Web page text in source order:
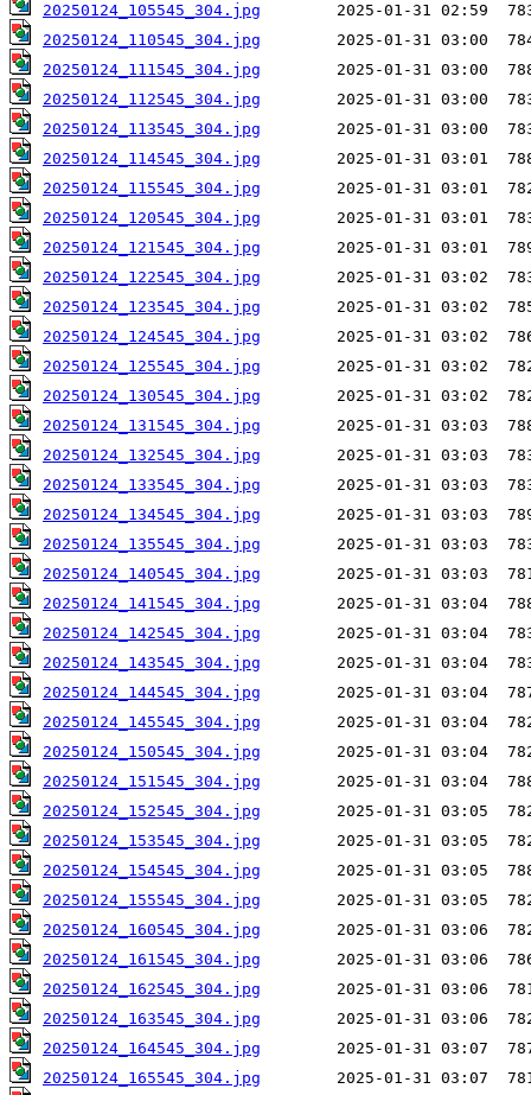
20250124_105545_304.jpg
20250124_110545_304.jpg
20250124_111545_304.jpg
20250124_112545_304.jpg
20250124_113545_304.jpg
20250124_114545_304.jpg
20250124_115545_304.jpg
20250124_120545_304.jpg
20250124_121545_304.jpg
20250124_122545_304.jpg
20250124_123545_304.jpg
20250124_124545_304.jpg
20250124_125545_304.jpg
20250124_130545_304.jpg
20250124_131545_304.jpg
20250124_132545_304.jpg
20250124_133545_304.jpg
20250124_134545_304.jpg
20250124_135545_304.jpg
20250124_140545_304.jpg
20250124_141545_304.jpg
20250124_142545_304.jpg
20250124_143545_304.jpg
20250124_144545_304.jpg
20250124_145545_304.jpg
20250124_150545_304.jpg
20250124_151545_304.jpg
20250124_152545_304.jpg
20250124_153545_304.jpg
20250124_154545_304.jpg
20250124_155545_304.jpg
20250124_160545_304.jpg
20250124_161545_304.jpg
20250124_162545_304.jpg
20250124_163545_304.jpg
20250124_164545_304.jpg
20250124_165545_304.jpg